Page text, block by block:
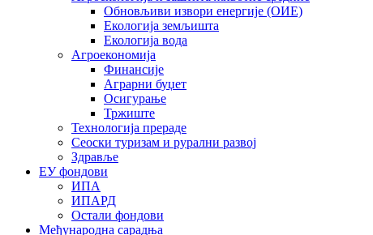
Обновљиви извори енергије (ОИЕ)
Екологија земљишта
Екологија вода
Агроекономија
Финансије
Аграрни буџет
Осигурање
Тржиште
Технологија прераде
Сеоски туризам и рурални развој
Здравље
ЕУ фондови
ИПА
ИПАРД
Остали фондови
Међународна сарадња